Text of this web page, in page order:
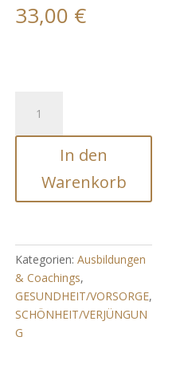
33,00 €
(innere
und
Schönheit)
Menge
In den
Warenkorb
Kategorien:Ausbildungen
& Coachings,
GESUNDHEIT/VORSORGE,
SCHÖNHEIT/VERJÜNGUN
G